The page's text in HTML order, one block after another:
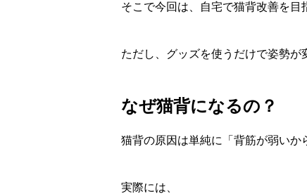
そこで今回は、自宅で猫背改善を目
ただし、グッズを使うだけで姿勢が
なぜ猫背になるの？
猫背の原因は単純に「背筋が弱いか
実際には、